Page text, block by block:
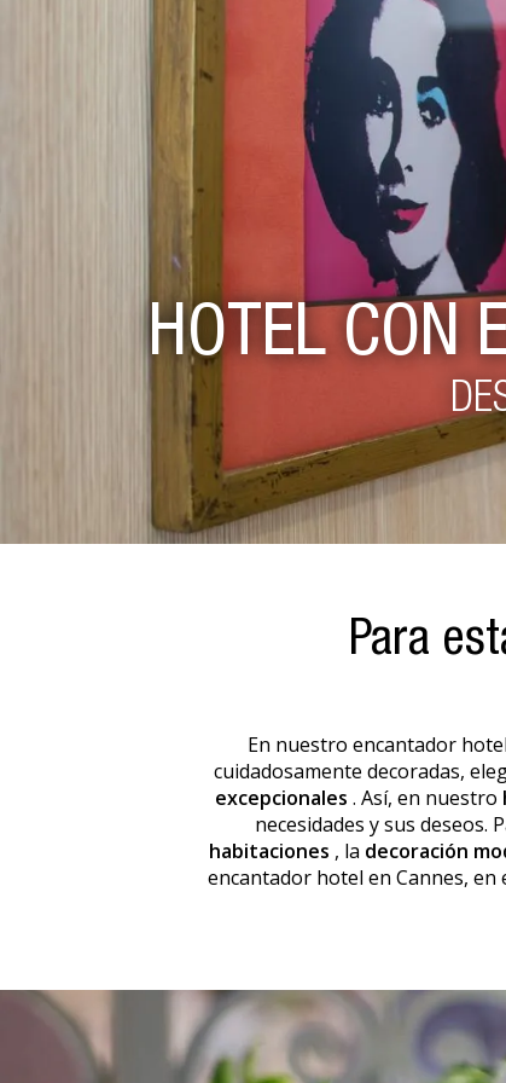
HOTEL CON
Para
En nuestro encantador
cuidadosamente decoradas,
excepcionales . Así, en nuestro
necesidades y sus deseos.
habitaciones , la decoración
encantador hotel en Cannes, en